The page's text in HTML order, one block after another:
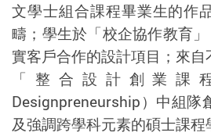
文學士組合課程畢業生的作
疇；學生於「校企協作教育」
實客戶合作的設計項目；來
「整合設計創業課
Designpreneurship）中組隊
及強調跨學科元素的碩士課